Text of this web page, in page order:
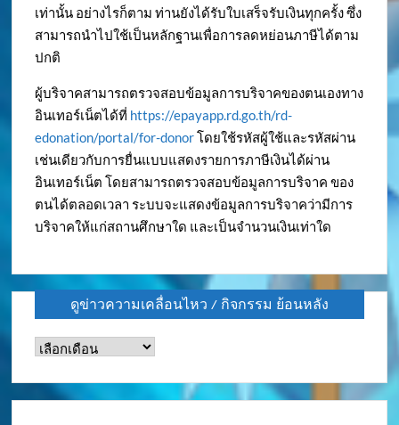
เท่านั้น อย่างไรก็ตาม ท่านยังได้รับใบเสร็จรับเงินทุกครั้ง ซึ่ง
สามารถนำไปใช้เป็นหลักฐานเพื่อการลดหย่อนภาษีได้ตาม
ปกติ
ผู้บริจาคสามารถตรวจสอบข้อมูลการบริจาคของตนเองทาง
อินเทอร์เน็ตได้ที่ https://epayapp.rd.go.th/rd-
edonation/portal/for-donorโดยใช้รหัสผู้ใช้และรหัสผ่าน
เช่นเดียวกับการยื่นแบบแสดงรายการภาษีเงินได้ผ่าน
อินเทอร์เน็ต โดยสามารถตรวจสอบข้อมูลการบริจาค ของ
ตนได้ตลอดเวลา ระบบจะแสดงข้อมูลการบริจาคว่ามีการ
บริจาคให้แก่สถานศึกษาใด และเป็นจำนวนเงินเท่าใด
ดูข่าวความเคลื่อนไหว / กิจกรรม ย้อนหลัง
ดู
ความ